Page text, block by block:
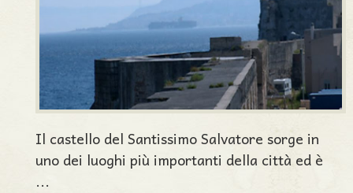
Il castello del Santissimo Salvatore sorge in
uno dei luoghi più importanti della città ed è
...